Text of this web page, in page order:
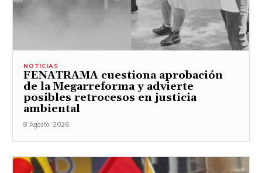
NOTICIAS
FENATRAMA cuestiona aprobación
de la Megarreforma y advierte
posibles retrocesos en justicia
ambiental
8 Agosto, 2026